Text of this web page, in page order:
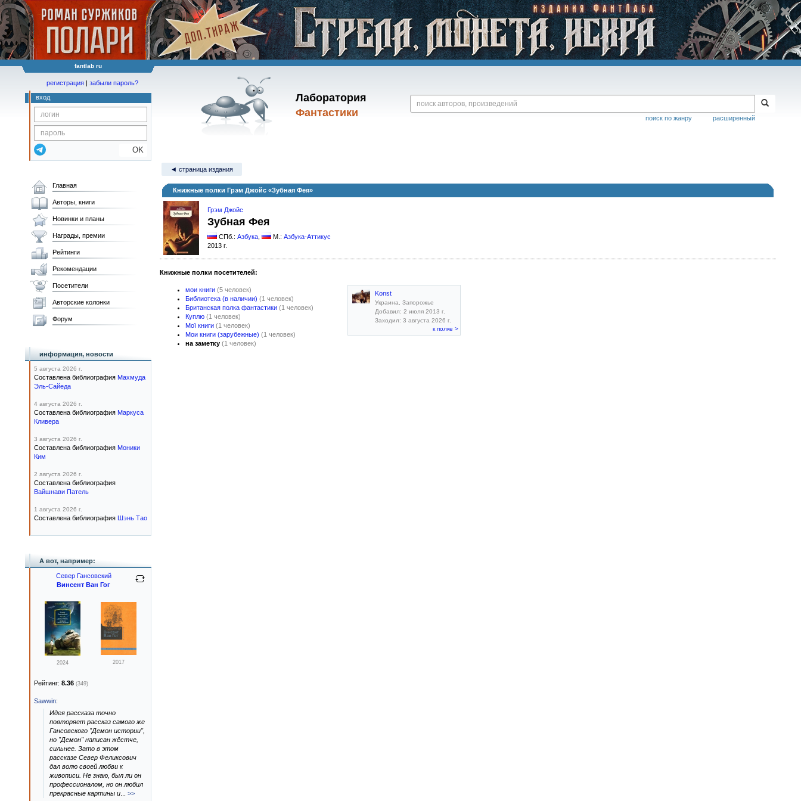
fantlab ru
Лаборатория
Фантастики
расширенный
поиск по жанру
регистрация | забыли пароль?
вход
OK
◄ страница издания
Книжные полки Грэм Джойс «Зубная Фея»
Грэм Джойс
Зубная Фея
СПб.: Азбука М.: Азбука-Аттикус
2013 г.
Книжные полки посетителей:
мои книги (5 человек)
Библиотека (в наличии) (1 человек)
Британская полка фантастики (1 человек)
Куплю (1 человек)
Мої книги (1 человек)
Мои книги (зарубежные) (1 человек)
на заметку (1 человек)
Konst
Украина, Запорожье
Добавил: 2 июля 2013 г.
Заходил: 3 августа 2026 г.
к полке >
Главная
Авторы, книги
Новинки и планы
Награды, премии
Рейтинги
Рекомендации
Посетители
Авторские колонки
Форум
информация, новости
5 августа 2026 г.
Составлена библиография Махмуда
Эль-Сайеда
4 августа 2026 г.
Составлена библиография Маркуса
Кливера
3 августа 2026 г.
Составлена библиография Моники
Ким
2 августа 2026 г.
Составлена библиография
Вайшнави Патель
1 августа 2026 г.
Составлена библиография Шэнь Тао
А вот, например:
Север Гансовский
Винсент Ван Гог
2024 2017
Рейтинг: 8.36 (349)
Sawwin:
Идея рассказа точно
повторяет рассказ самого же
Гансовского "Демон истории",
но "Демон" написан жёстче,
сильнее. Зато в этом
рассказе Север Феликсович
дал волю своей любви к
живописи. Не знаю, был ли он
профессионалом, но он любил
прекрасные картины и
>>